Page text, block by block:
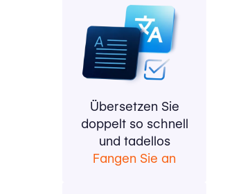
Übersetzen Sie
doppelt so schnell
und tadellos
Fangen Sie an